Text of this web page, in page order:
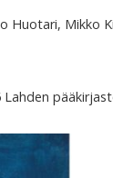
Mikko
Lahden